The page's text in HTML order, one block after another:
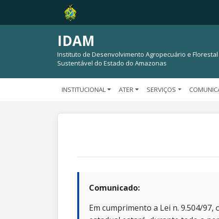
IDAM
Instituto de Desenvolvimento Agropecuário e Florestal
Sustentável do Estado do Amazonas
INSTITUCIONAL ATER SERVIÇOS
Comunicado:
Em cumprimento a Lei n. 9.504/